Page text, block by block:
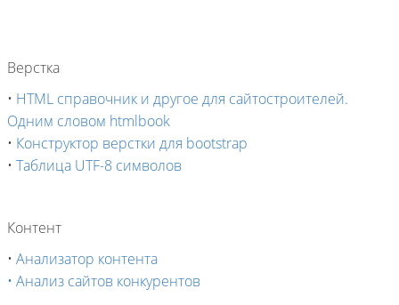
Верстка
• HTML справочник и другое для сайтостроителей.
Одним словом htmlbook
• Конструктор верстки для bootstrap
• Таблица UTF-8 символов
Контент
• Анализатор контента
• Анализ сайтов конкурентов